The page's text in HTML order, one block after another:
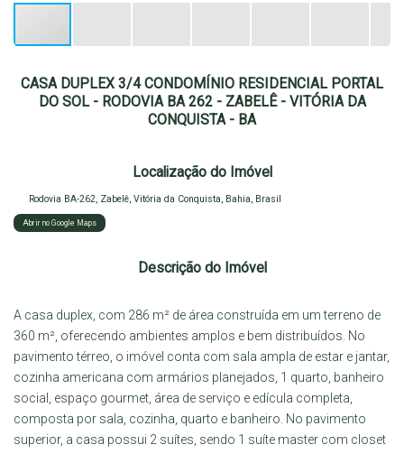
CASA DUPLEX 3/4 CONDOMÍNIO RESIDENCIAL PORTAL
DO SOL - RODOVIA BA 262 - ZABELÊ - VITÓRIA DA
CONQUISTA - BA
Localização do Imóvel
Rodovia BA-262, Zabelê, Vitória da Conquista, Bahia, Brasil
Abrir no Google Maps
Descrição do Imóvel
A casa duplex, com 286 m² de área construída em um terreno de
360 m², oferecendo ambientes amplos e bem distribuídos. No
pavimento térreo, o imóvel conta com sala ampla de estar e jantar,
cozinha americana com armários planejados, 1 quarto, banheiro
social, espaço gourmet, área de serviço e edícula completa,
composta por sala, cozinha, quarto e banheiro. No pavimento
superior, a casa possui 2 suítes, sendo 1 suíte master com closet